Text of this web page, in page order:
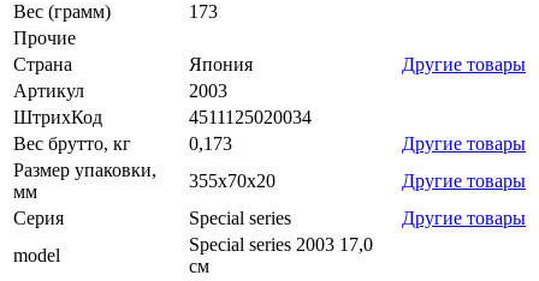
Вес (грамм)
173
Прочие
Страна
Япония
Другие товары
Артикул
2003
ШтрихКод
4511125020034
Вес брутто, кг
0,173
Другие товары
Размер упаковки,
мм
355х70х20
Другие товары
Серия
Special series
Другие товары
model
Special series 2003 17,0
см